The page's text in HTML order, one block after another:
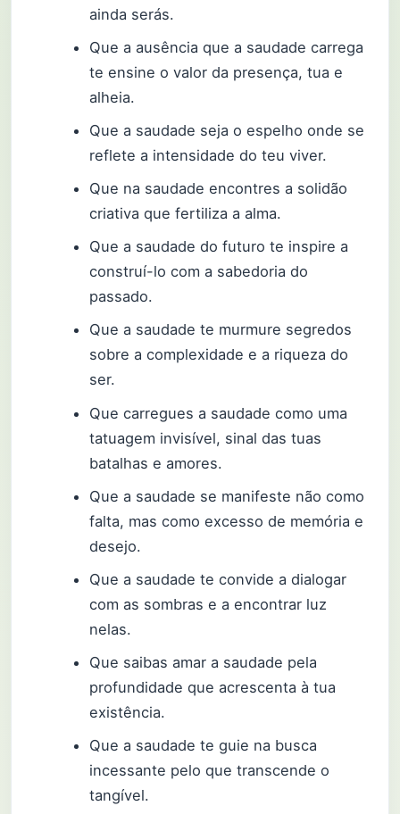
ainda serás.
Que a ausência que a saudade carrega
te ensine o valor da presença, tua e
alheia.
Que a saudade seja o espelho onde se
reflete a intensidade do teu viver.
Que na saudade encontres a solidão
criativa que fertiliza a alma.
Que a saudade do futuro te inspire a
construí-lo com a sabedoria do
passado.
Que a saudade te murmure segredos
sobre a complexidade e a riqueza do
ser.
Que carregues a saudade como uma
tatuagem invisível, sinal das tuas
batalhas e amores.
Que a saudade se manifeste não como
falta, mas como excesso de memória e
desejo.
Que a saudade te convide a dialogar
com as sombras e a encontrar luz
nelas.
Que saibas amar a saudade pela
profundidade que acrescenta à tua
existência.
Que a saudade te guie na busca
incessante pelo que transcende o
tangível.